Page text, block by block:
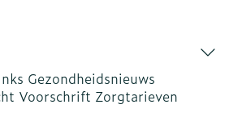
Gezondheidsnieuws
Voorschrift Zorgtarieven